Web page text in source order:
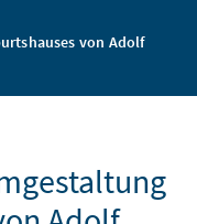
von Adolf